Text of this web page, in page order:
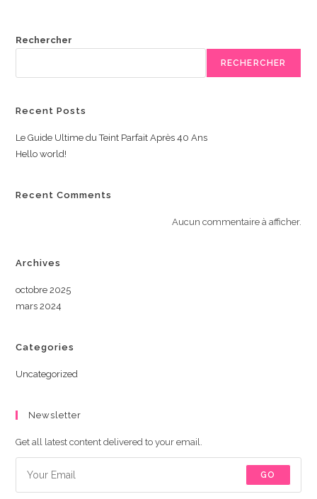
Rechercher
RECHERCHER
Recent Posts
Le Guide Ultime du Teint Parfait Après 40 Ans
Hello world!
Recent Comments
Aucun commentaire à afficher.
Archives
octobre 2025
mars 2024
Categories
Uncategorized
Newsletter
Get all latest content delivered to your email.
GO